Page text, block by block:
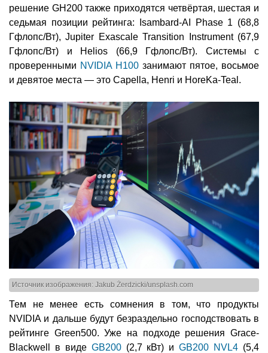
решение GH200 также приходятся четвёртая, шестая и
седьмая позиции рейтинга: Isambard-AI Phase 1 (68,8
Гфлопс/Вт), Jupiter Exascale Transition Instrument (67,9
Гфлопс/Вт) и Helios (66,9 Гфлопс/Вт). Системы с
проверенными NVIDIA H100 занимают пятое, восьмое
и девятое места — это Capella, Henri и HoreKa-Teal.
Источник изображения: Jakub Żerdzicki/unsplash.com
Тем не менее есть сомнения в том, что продукты
NVIDIA и дальше будут безраздельно господствовать в
рейтинге Green500. Уже на подходе решения Grace-
Blackwell в виде GB200(2,7 кВт) иGB200 NVL4 (5,4